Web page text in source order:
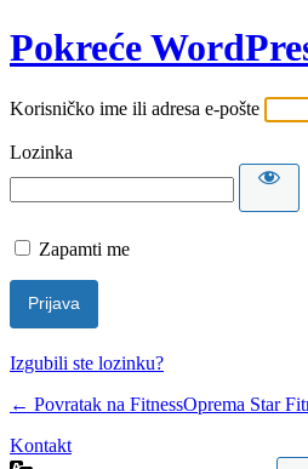
Pokreće
Korisničko ime ili adresa e-pošte
Lozinka
Zapamti me
Izgubili ste lozinku?
← Povratak na FitnessOprema Star
Kontakt